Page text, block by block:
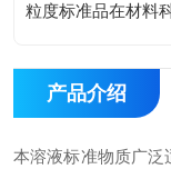
粒度标准品在材料
产品介绍
本溶液标准物质广泛